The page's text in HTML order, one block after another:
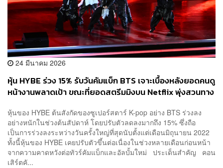
24 มีนาคม 2026
หุ้น HYBE ร่วง 15% รับวันคัมแบ็ก BTS เจาะเบื้องหลังยอดคนดู
หน้างานพลาดเป้า ขณะที่ยอดสตรีมมิงบน Netflix พุ่งสวนทาง
หุ้นของ HYBE ต้นสังกัดของซูเปอร์สตาร์ K-pop อย่าง BTS ร่วงลง
อย่างหนักในช่วงต้นสัปดาห์ โดยปรับตัวลดลงมากถึง 15% ซึ่งถือ
เป็นการร่วงลงระหว่างวันครั้งใหญ่ที่สุดนับตั้งแต่เดือนมิถุนายน 2022
ทั้งนี้หุ้นของ HYBE เคยปรับตัวขึ้นต่อเนื่องในช่วงหลายเดือนก่อนหน้า
จากความคาดหวังต่อทัวร์คัมแบ็กและอัลบั้มใหม่ ประเด็นสำคัญ คอน
เสิร์ตคั...